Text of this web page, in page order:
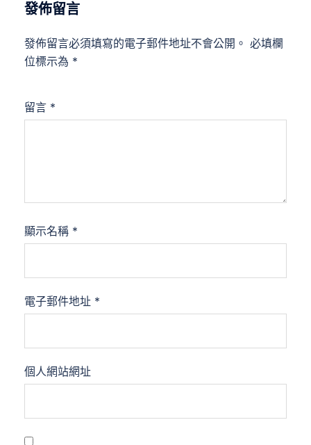
發佈留言
發佈留言必須填寫的電子郵件地址不會公開。 必填欄
位標示為 *
留言 *
顯示名稱 *
電子郵件地址 *
個人網站網址